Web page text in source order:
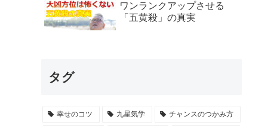
ワンランクアップさせる
「五黄殺」の真実
タグ
幸せのコツ 九星気学 チャンスのつかみ方